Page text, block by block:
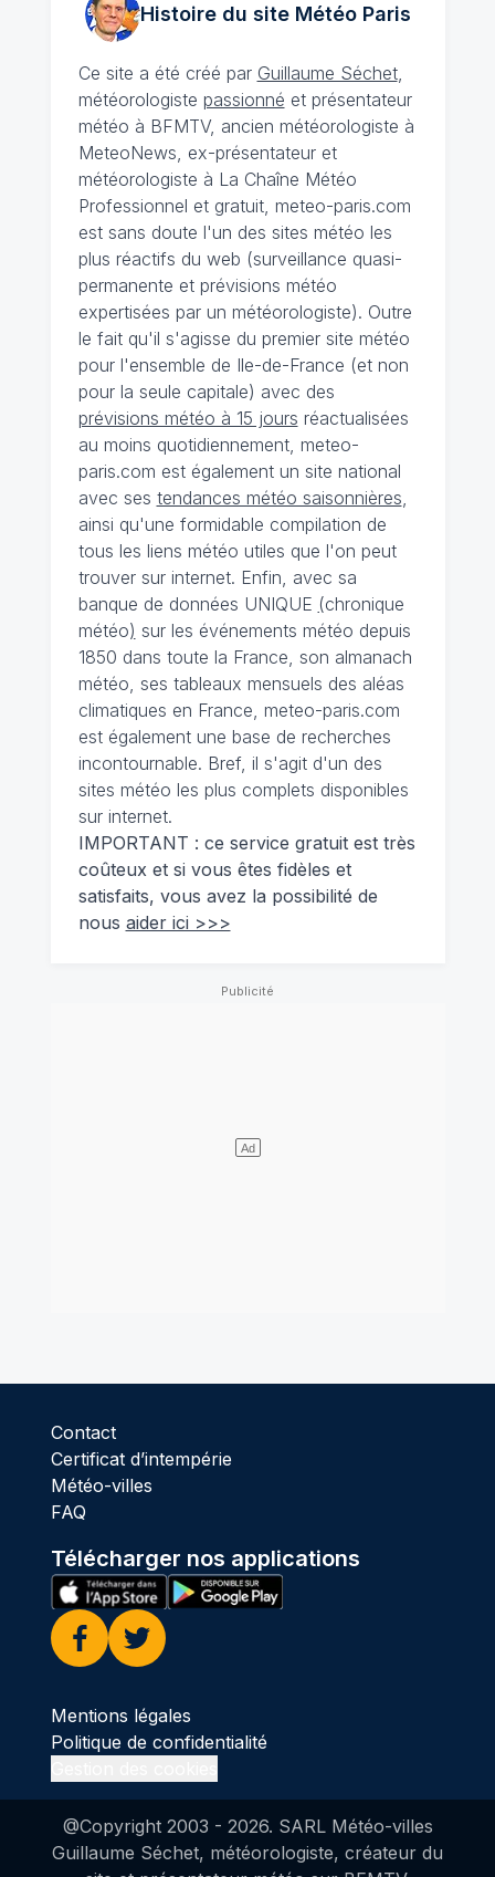
Histoire du site MétéoParis
Ce site a été créé par Guillaume Séchet,
météorologiste passionné et présentateur
météo à BFMTV, ancien météorologiste à
MeteoNews, ex-présentateur et
météorologiste à La Chaîne Météo
Professionnel et gratuit, meteo-paris.com
est sans doute l'un des sites météo les
plus réactifs du web (surveillance quasi-
permanente et prévisions météo
expertisées par un météorologiste). Outre
le fait qu'il s'agisse du premier site météo
pour l'ensemble de Ile-de-France (et non
pour la seule capitale) avec des
prévisions météo à 15 jours réactualisées
au moins quotidiennement, meteo-
paris.com est également un site national
avec ses tendances météo saisonnières,
ainsi qu'une formidable compilation de
tous les liens météo utiles que l'on peut
trouver sur internet. Enfin, avec sa
banque de données UNIQUE (chronique
météo) sur les événements météo depuis
1850 dans toute la France, son almanach
météo, ses tableaux mensuels des aléas
climatiques en France, meteo-paris.com
est également une base de recherches
incontournable. Bref, il s'agit d'un des
sites météo les plus complets disponibles
sur internet.
IMPORTANT : ce service gratuit est très
coûteux et si vous êtes fidèles et
satisfaits, vous avez la possibilité de
nous aider ici >>>
Contact
Certificat d’intempérie
Météo-villes
FAQ
Télécharger nos applications
Facebook
Twitter
Mentions légales
Politique de confidentialité
@Copyright 2003 - 2026. SARL Météo-villes
Guillaume Séchet, météorologiste, créateur du